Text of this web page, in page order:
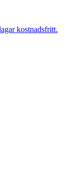
kostnadsfritt.